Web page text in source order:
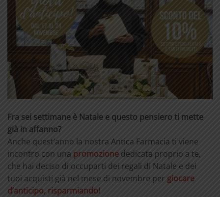
Fra sei settimane è Natale e questo pensiero ti mette
già in affanno?
Anche quest’anno la nostra Antica Farmacia ti viene
incontro con una promozione dedicata proprio a te,
che hai deciso di occuparti dei regali di Natale e dei
tuoi acquisti già nel mese di novembre per giocare
d’anticipo, risparmiando!